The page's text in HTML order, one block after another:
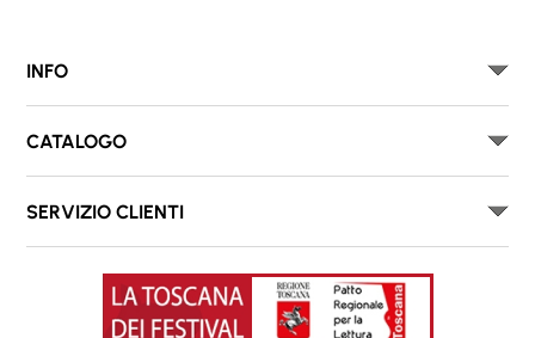
INFO
CATALOGO
SERVIZIO CLIENTI